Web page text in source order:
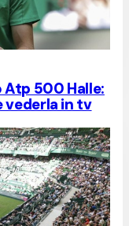
500 Halle:
vederla in tv